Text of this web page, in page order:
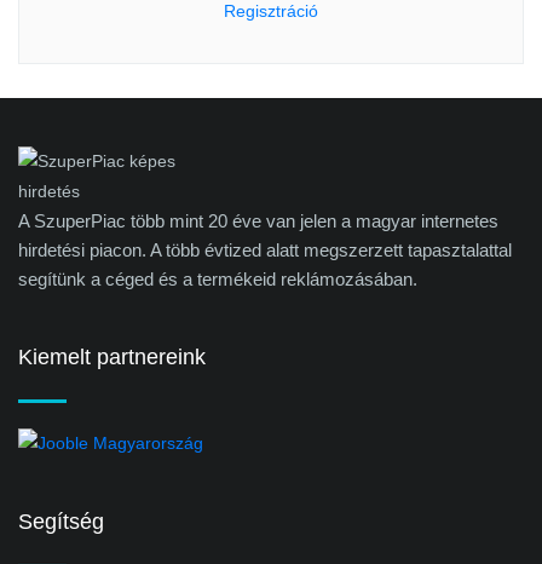
Regisztráció
A SzuperPiac több mint 20 éve van jelen a magyar internetes
hirdetési piacon. A több évtized alatt megszerzett tapasztalattal
segítünk a céged és a termékeid reklámozásában.
Kiemelt partnereink
Segítség